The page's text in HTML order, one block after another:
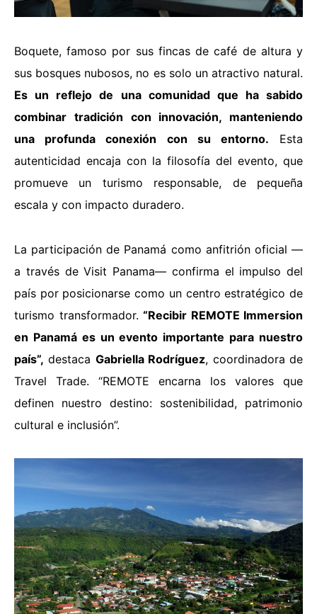
Boquete, famoso por sus fincas de café de altura y
sus bosques nubosos, no es solo un atractivo natural.
Es un reflejo de una comunidad que ha sabido
combinar tradición con innovación, manteniendo
una profunda conexión con su entorno. Esta
autenticidad encaja con la filosofía del evento, que
promueve un turismo responsable, de pequeña
escala y con impacto duradero.
La participación de Panamá como anfitrión oficial —
a través de Visit Panama— confirma el impulso del
país por posicionarse como un centro estratégico de
turismo transformador. “Recibir REMOTE Immersion
en Panamá es un evento importante para nuestro
país”, destaca Gabriella Rodríguez, coordinadora de
Travel Trade. “REMOTE encarna los valores que
definen nuestro destino: sostenibilidad, patrimonio
cultural e inclusión”.